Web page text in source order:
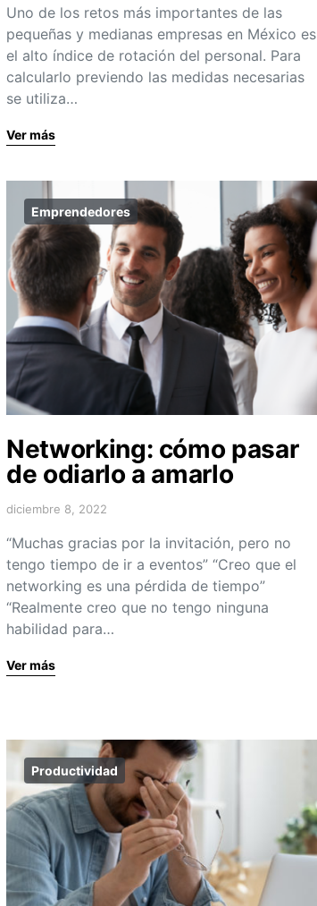
Uno de los retos más importantes de las
pequeñas y medianas empresas en México es
el alto índice de rotación del personal. Para
calcularlo previendo las medidas necesarias
se utiliza…
Ver más
Emprendedores
Networking: cómo pasar
de odiarlo a amarlo
diciembre 8, 2022
“Muchas gracias por la invitación, pero no
tengo tiempo de ir a eventos” “Creo que el
networking es una pérdida de tiempo”
“Realmente creo que no tengo ninguna
habilidad para…
Ver más
Productividad